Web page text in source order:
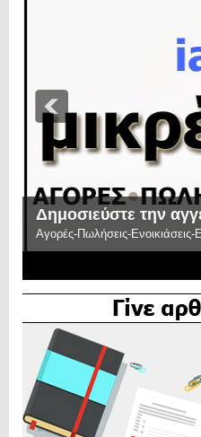
Δημοσιεύστε την
Αγορές-Πωλήσεις-Ενοικιάσεις-